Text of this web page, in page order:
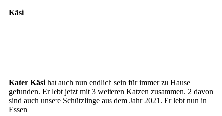
Käsi
Kater Käsi hat auch nun endlich sein für immer zu Hause
gefunden. Er lebt jetzt mit 3 weiteren Katzen zusammen. 2 davon
sind auch unsere Schützlinge aus dem Jahr 2021. Er lebt nun in
Essen